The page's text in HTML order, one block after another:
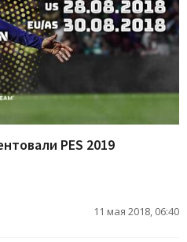
PES 2019
11 мая 2018, 06:40